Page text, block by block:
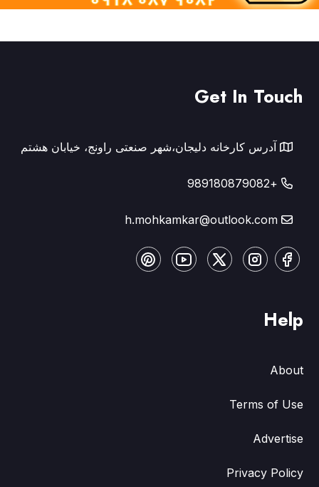
Get In Touch
آدرس کارخانه دلیجان،شهر صنعتی راونج، خیابان هشتم
+989180879082
h.mohkamkar@outlook.com
Help
About
Terms of Use
Advertise
Privacy Policy